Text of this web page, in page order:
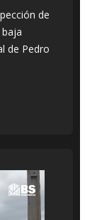
de
de Pedro